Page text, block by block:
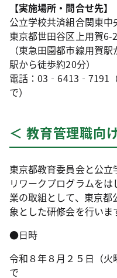
【実施場所・問合せ先】
公立学校共済組合関東
東京都世田谷区上用賀6-
（東急田園都市線用賀
駅から徒歩約20分）
電話：03‐6413‐7191
で）
＜ 教育管理職向
東京都教育委員会と公立
リワークプログラムを
業の取組として、東京
象とした研修会を行いま
●日時
令和８年８月２５日（
で